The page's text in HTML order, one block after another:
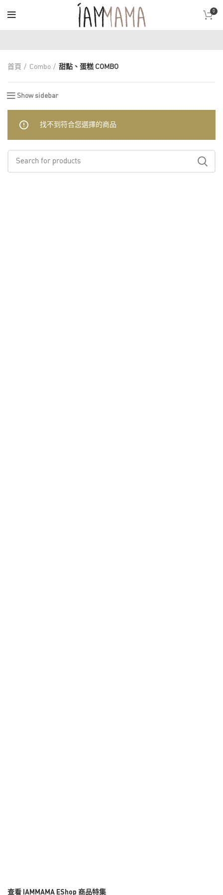
0
首頁 Combo 甜點、蛋糕 COMBO
Show sidebar
找不到符合您選擇的商品
查看 IAMMAMA EShop 商品特集